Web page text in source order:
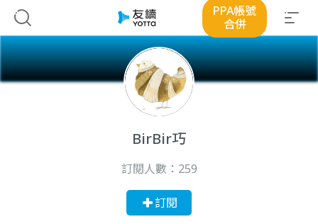
PPA帳號
合併
BirBir巧
訂閱人數： 259
訂閱